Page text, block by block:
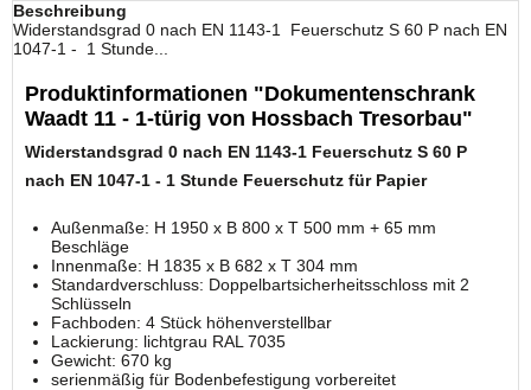
Beschreibung
Widerstandsgrad 0 nach EN 1143-1 Feuerschutz S 60 P nach EN
1047-1 - 1 Stunde...
Produktinformationen "Dokumentenschrank
Waadt 11 - 1-türig von Hossbach Tresorbau"
Widerstandsgrad 0 nach EN 1143-1 Feuerschutz S 60 P
nach EN 1047-1 - 1 Stunde Feuerschutz für Papier
Außenmaße: H 1950 x B 800 x T 500 mm + 65 mm
Beschläge
Innenmaße: H 1835 x B 682 x T 304 mm
Standardverschluss: Doppelbartsicherheitsschloss mit 2
Schlüsseln
Fachboden: 4 Stück höhenverstellbar
Lackierung: lichtgrau RAL 7035
Gewicht: 670 kg
serienmäßig für Bodenbefestigung vorbereitet